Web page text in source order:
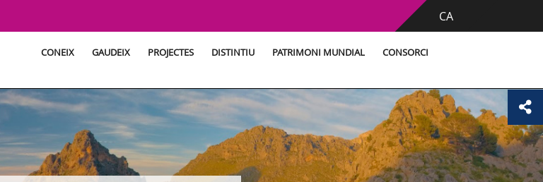
CA
CONEIX GAUDEIX PROJECTES DISTINTIU PATRIMONI MUNDIAL CONSORCI